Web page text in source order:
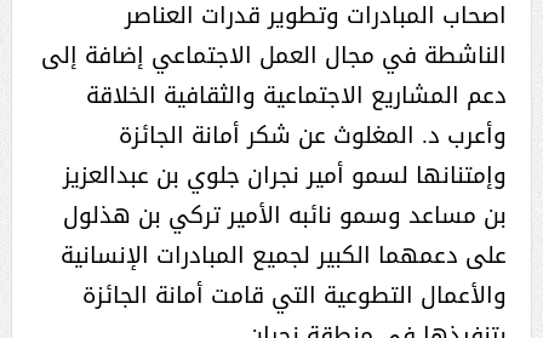
اصحاب المبادرات وتطوير قدرات العناصر
الناشطة في مجال العمل الاجتماعي إضافة إلى
دعم المشاريع الاجتماعية والثقافية الخلاقة
وأعرب د. المغلوث عن شكر أمانة الجائزة
وإمتنانها لسمو أمير نجران جلوي بن عبدالعزيز
بن مساعد وسمو نائبه الأمير تركي بن هذلول
على دعمهما الكبير لجميع المبادرات الإنسانية
والأعمال التطوعية التي قامت أمانة الجائزة